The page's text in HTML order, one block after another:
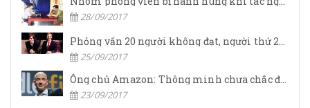
28/09/2017
25/09/2017
Ông chủ Amazon: Thông minh chưa chắc đã thành công
23/09/2017